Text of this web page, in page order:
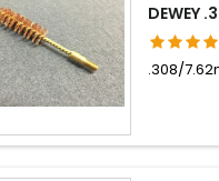
DEWEY
.308/